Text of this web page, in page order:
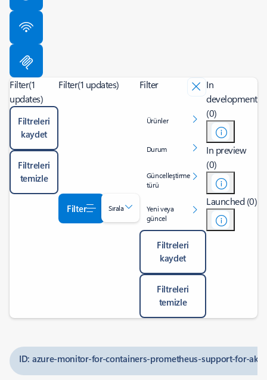
Filter(1
updates)
Filtreleri
kaydet
Filtreleri
temizle
Filter(1 updates)
Filter Sırala
Filter
Ürünler
Durum
Güncelleştirme
türü
Yeni veya
güncel
Filtreleri
kaydet
Filtreleri
temizle
In
development
(0)
In preview
(0)
Launched (0)
ID: azure-monitor-for-containers-prometheus-support-for-